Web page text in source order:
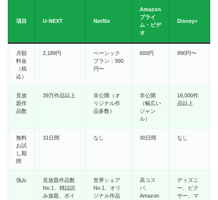
項目 U-NEXT Netflix
Amazon
プライ
ム・ビデ
オ
Disney+
月額
料金
（税
込）
2,189円
ベーシック
プラン：990
円〜
600円 990円〜
見放
題作
品数
39万作品以上
非公開（オ
リジナル作
品多数）
非公開
（幅広い
ジャン
ル）
16,000作
品以上
無料
お試
し期
間
31日間 なし 30日間 なし
強み
見放題作品数
No.1、雑誌読
み放題、ポイ
世界シェア
No.1、オリ
ジナル作品
高コス
パ、
Amazon
ディズニ
ー、ピク
サー、マ